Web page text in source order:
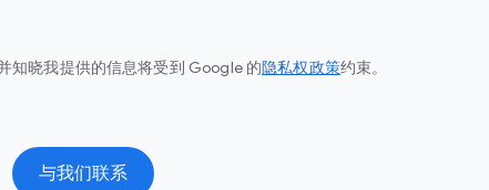
知晓我提供的信息将受到 Google 的隐私权政策约束。
与我们联系